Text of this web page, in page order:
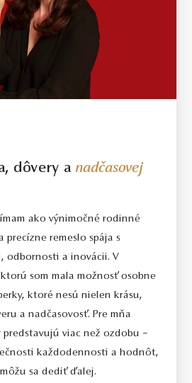
dôvery anadčasovej
ako výnimočné rodinné
remeslo spája s
odbornosti a inovácii. V
som mala možnosť osobne
ktoré nesú nielen krásu,
a nadčasovosť. Pre mňa
viac než ozdobu –
každodennosti a hodnôt,
sa dediť ďalej.